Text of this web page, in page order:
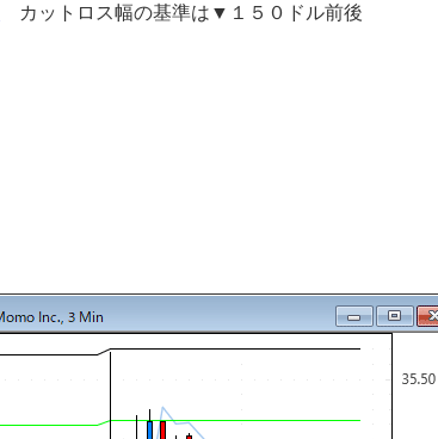
カットロス幅の基準は▼１５０ドル前後